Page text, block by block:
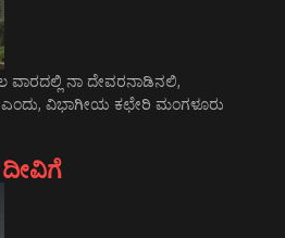
ನಾ ದೇವರನಾಡಿನಲಿ,
ವಿಭಾಗೀಯ ಕಛೇರಿ ಮಂಗಳೂರು
ದೀವಿಗೆ